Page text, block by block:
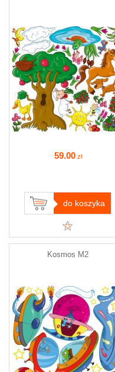
59.00 zł
do koszyka
Kosmos M2